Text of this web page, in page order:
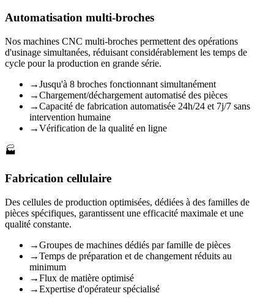
Automatisation multi-broches
Nos machines CNC multi-broches permettent des opérations
d'usinage simultanées, réduisant considérablement les temps de
cycle pour la production en grande série.
→Jusqu'à 8 broches fonctionnant simultanément
→Chargement/déchargement automatisé des pièces
→Capacité de fabrication automatisée 24h/24 et 7j/7 sans
intervention humaine
→Vérification de la qualité en ligne
🏭
Fabrication cellulaire
Des cellules de production optimisées, dédiées à des familles de
pièces spécifiques, garantissent une efficacité maximale et une
qualité constante.
→Groupes de machines dédiés par famille de pièces
→Temps de préparation et de changement réduits au
minimum
→Flux de matière optimisé
→Expertise d'opérateur spécialisé